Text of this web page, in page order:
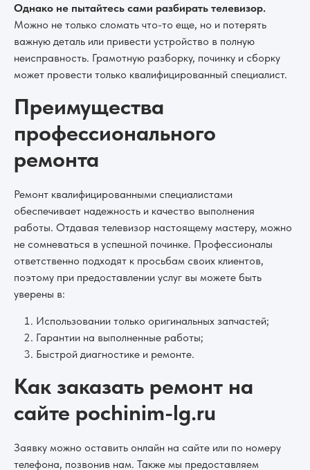
Однако не пытайтесь сами разбирать телевизор.
Можно не только сломать что-то еще, но и потерять
важную деталь или привести устройство в полную
неисправность. Грамотную разборку, починку и сборку
может провести только квалифицированный специалист.
Преимущества
профессионального
ремонта
Ремонт квалифицированными специалистами
обеспечивает надежность и качество выполнения
работы. Отдавая телевизор настоящему мастеру, можно
не сомневаться в успешной починке. Профессионалы
ответственно подходят к просьбам своих клиентов,
поэтому при предоставлении услуг вы можете быть
уверены в:
Использовании только оригинальных запчастей;
Гарантии на выполненные работы;
Быстрой диагностике и ремонте.
Как заказать ремонт на
сайте pochinim-lg.ru
Заявку можно оставить онлайн на сайте или по номеру
телефона, позвонив нам. Также мы предоставляем